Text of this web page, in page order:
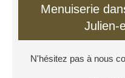
Menuiserie
Julien-
N'hésitez pas à nous